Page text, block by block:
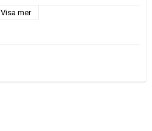
Visa mer